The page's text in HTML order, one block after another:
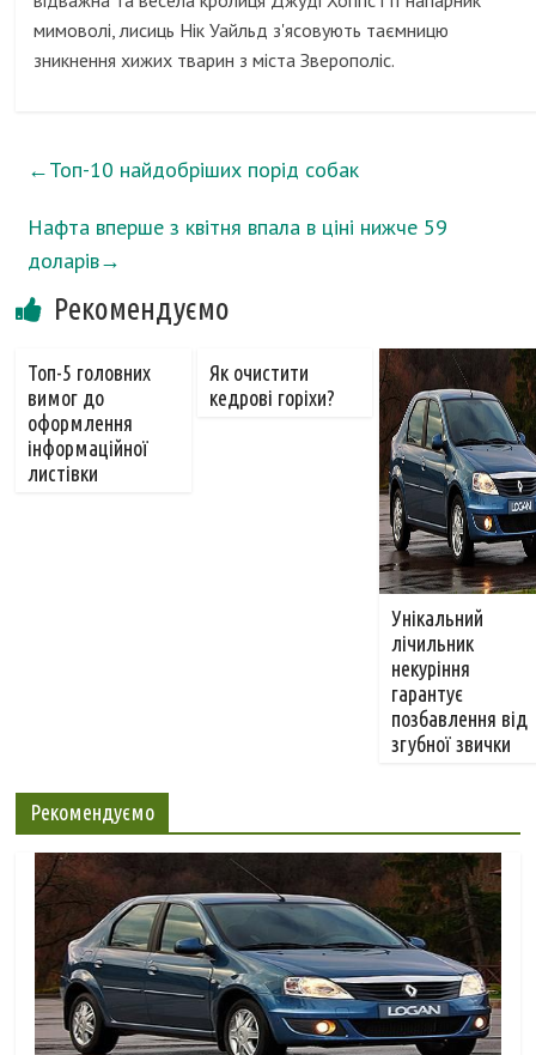
мимоволі, лисиць Нік Уайльд з'ясовують таємницю
зникнення хижих тварин з міста Зверополіс.
←Топ-10 найдобріших порід собак
Нафта вперше з квітня впала в ціні нижче 59
доларів→
Рекомендуємо
Топ-5 головних
вимог до
оформлення
інформаційної
листівки
Як очистити
кедрові горіхи?
Унікальний
лічильник
некуріння
гарантує
позбавлення від
згубної звички
Рекомендуємо